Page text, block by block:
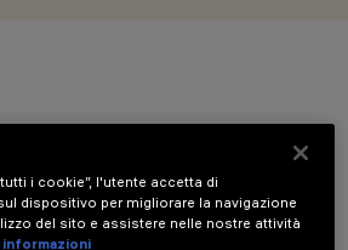
i cookie”, l'utente accetta di
dispositivo per migliorare la navigazione
del sito e assistere nelle nostre attività